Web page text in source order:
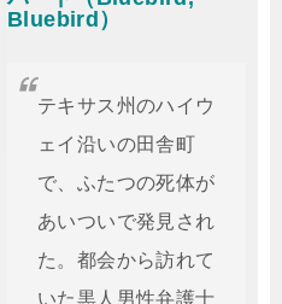
Bluebird）
テキサス州のハイウ
ェイ沿いの田舎町
で、ふたつの死体が
あいついで発見され
た。都会から訪れて
いた黒人男性弁護士